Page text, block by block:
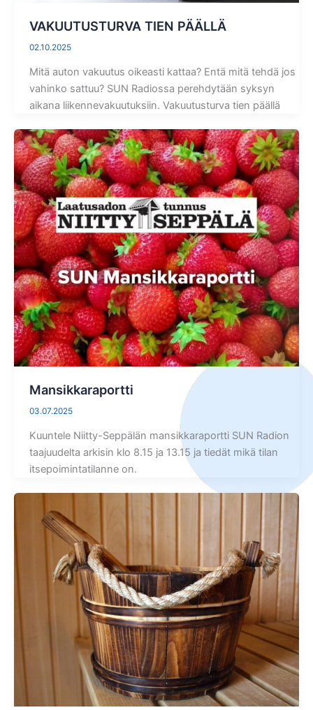
VAKUUTUSTURVA TIEN PÄÄLLÄ
02.10.2025
Mitä auton vakuutus oikeasti kattaa? Entä mitä tehdä jos
vahinko sattuu? SUN Radiossa perehdytään syksyn
aikana liikennevakuutuksiin. Vakuutusturva tien päällä
Mansikkaraportti
03.07.2025
Kuuntele Niitty-Seppälän mansikkaraportti SUN Radion
taajuudelta arkisin klo 8.15 ja 13.15 ja tiedät mikä tilan
itsepoimintatilanne on.